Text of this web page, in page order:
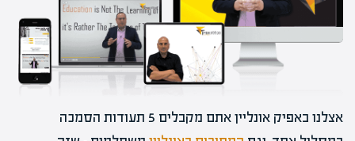
אצלנו באפיק אונליין אתם מקבלים 5 תעודות הסמכה